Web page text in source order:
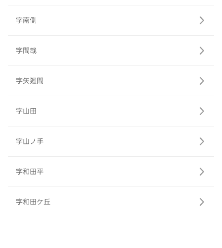
字南側
字間哉
字矢廻間
字山田
字山ノ手
字和田平
字和田ケ丘